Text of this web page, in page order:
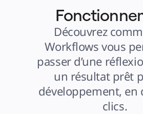
Découvrez
Workflows vous
passer d’une
un résultat prêt
développement, en
clics.